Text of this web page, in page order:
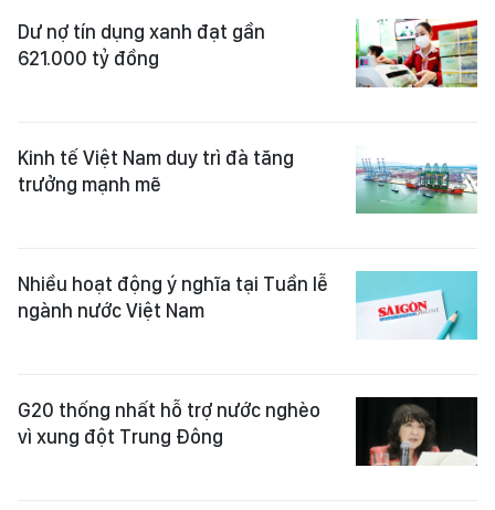
Dư nợ tín dụng xanh đạt gần
621.000 tỷ đồng
Kinh tế Việt Nam duy trì đà tăng
trưởng mạnh mẽ
Nhiều hoạt động ý nghĩa tại Tuần lễ
ngành nước Việt Nam
G20 thống nhất hỗ trợ nước nghèo
vì xung đột Trung Đông